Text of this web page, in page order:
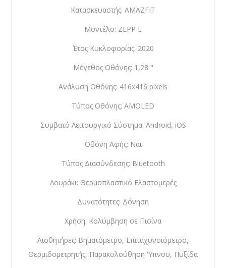
Κατασκευαστής: AMAZFIT
Μοντέλο: ZEPP E
Έτος Κυκλοφορίας: 2020
Μέγεθος Οθόνης: 1,28 "
Ανάλυση Οθόνης: 416x416 pixels
Τύπος Οθόνης: AMOLED
Συμβατό Λειτουργικό Σύστημα: Android, iOS
Οθόνη Αφής: Ναι
Τύπος Διασύνδεσης: Bluetooth
Λουράκι: Θερμοπλαστικό Ελαστομερές
Δυνατότητες: Δόνηση
Χρήση: Κολύμβηση σε Πισίνα
Αισθητήρες: Βηματόμετρο, Επιταχυνσιόμετρο,
Θερμιδομετρητής, Παρακολούθηση 'Υπνου, Πυξίδα